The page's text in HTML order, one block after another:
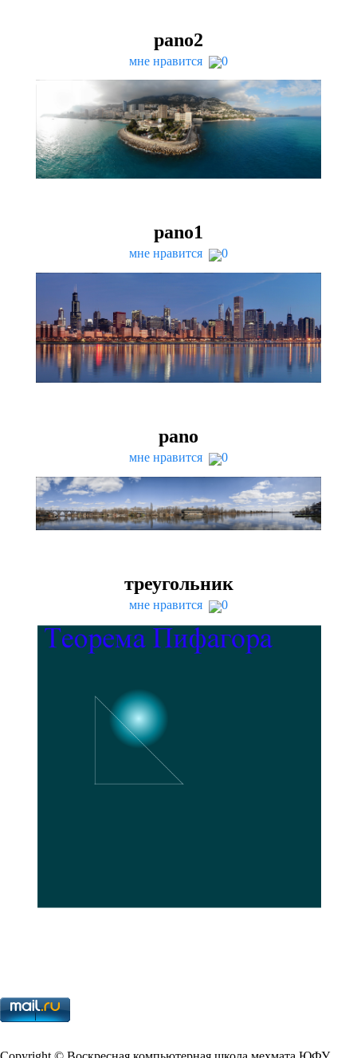
pano2
мне нравится 0
pano1
мне нравится 0
pano
мне нравится 0
треугольник
мне нравится 0